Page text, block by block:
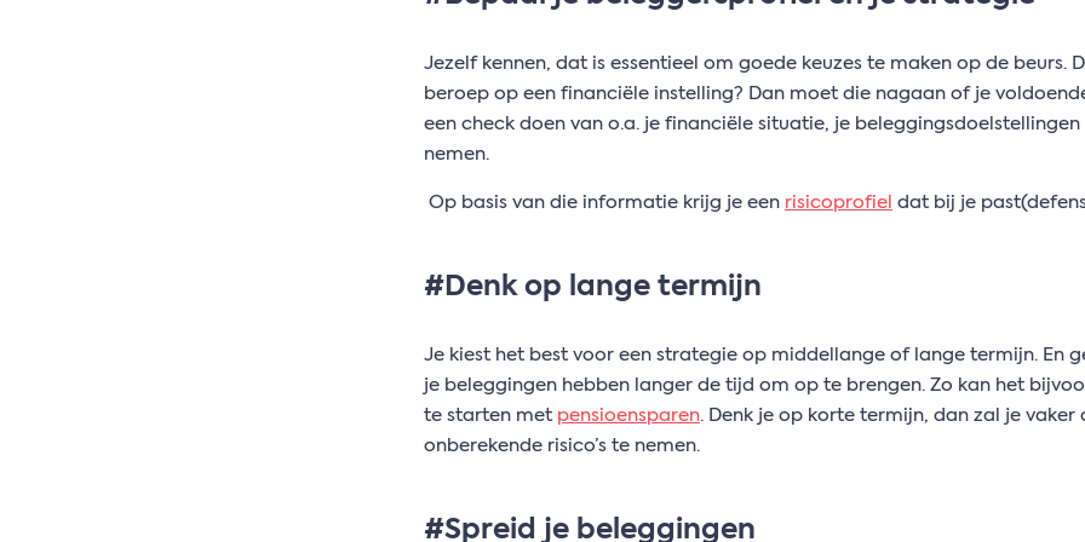
Jezelf kennen, dat is essentieel om goede keuzes te maken op de beurs.
beroep op een financiële instelling? Dan moet die nagaan of je
een check doen van o.a. je financiële situatie, je beleggingsdoelstellingen
nemen.
Op basis van die informatie krijg je een risicoprofiel dat bij je
#Denk op lange termijn
Je kiest het best voor een strategie op middellange of lange termijn. En
je beleggingen hebben langer de tijd om op te brengen. Zo kan het
te starten met pensioensparen. Denk je op korte termijn, dan zal je vaker
onberekende risico’s te nemen.
#Spreid je beleggingen